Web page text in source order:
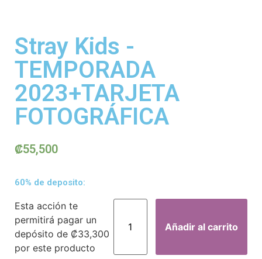
Stray Kids -
TEMPORADA
2023+TARJETA
FOTOGRÁFICA
₡55,500
60% de deposito:
Esta acción te
permitirá pagar un
depósito de ₡33,300
por este producto
Añadir al carrito